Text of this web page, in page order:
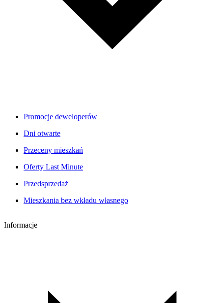
Promocje deweloperów
Dni otwarte
Przeceny mieszkań
Oferty Last Minute
Przedsprzedaż
Mieszkania bez wkładu własnego
Informacje